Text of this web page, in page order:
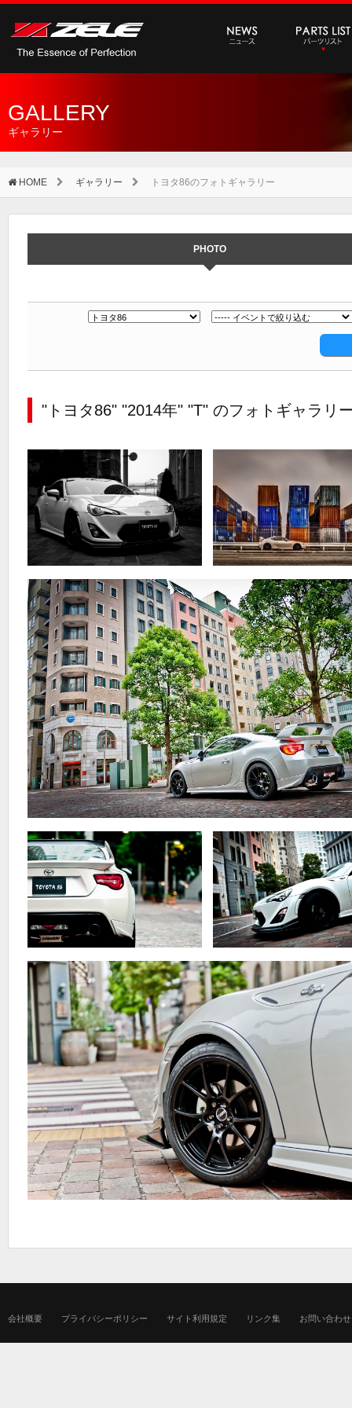
GALLERY
ギャラリー
HOME ギャラリー トヨタ86のフォトギャラリー
PHOTO
"トヨタ86" "2014年" "T" のフォトギャラリ
会社概要 プライバシーポリシー サイト利用規定 リンク集 お問い合わせ